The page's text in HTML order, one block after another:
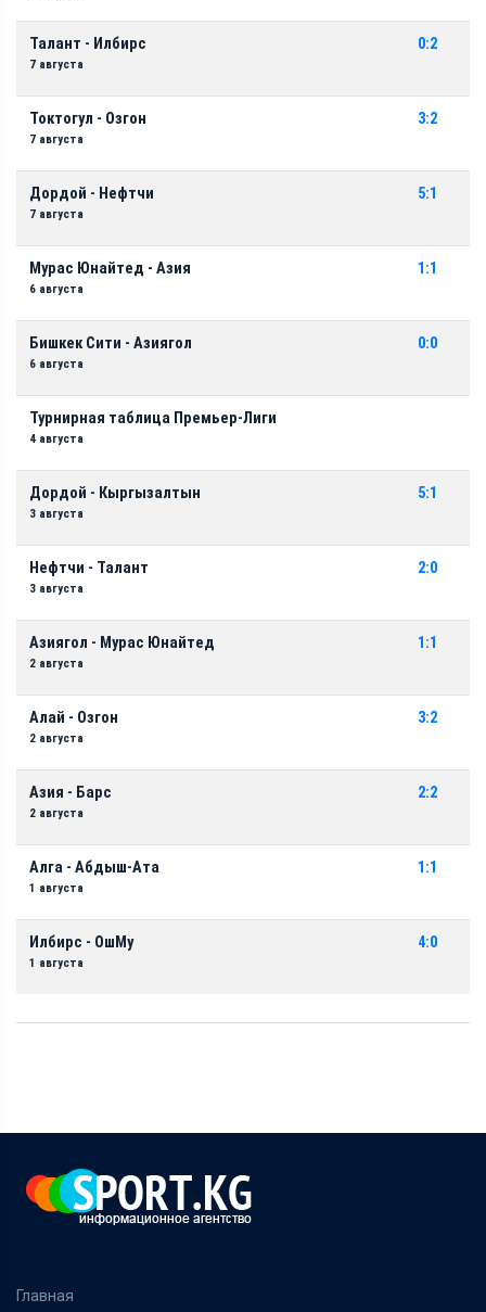
Талант - Илбирс
7 августа
0:2
Токтогул - Озгон
7 августа
3:2
Дордой - Нефтчи
7 августа
5:1
Мурас Юнайтед - Азия
6 августа
1:1
Бишкек Сити - Азиягол
6 августа
0:0
Турнирная таблица Премьер-Лиги
4 августа
Дордой - Кыргызалтын
3 августа
5:1
Нефтчи - Талант
3 августа
2:0
Азиягол - Мурас Юнайтед
2 августа
1:1
Алай - Озгон
2 августа
3:2
Азия - Барс
2 августа
2:2
Алга - Абдыш-Ата
1 августа
1:1
Илбирс - ОшМу
1 августа
4:0
Главная